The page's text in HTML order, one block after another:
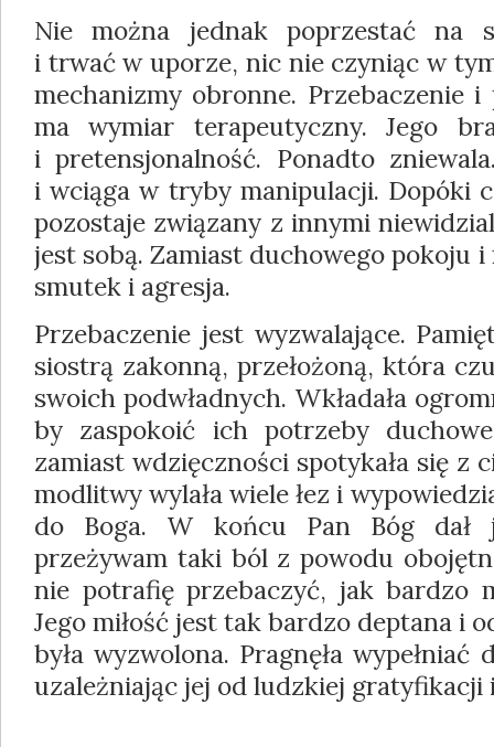
Nie można jednak poprzestać na
i trwać w uporze, nic nie czyniąc w
mechanizmy obronne. Przebaczenie i
ma wymiar terapeutyczny. Jego
i pretensjonalność. Ponadto
i wciąga w tryby manipulacji. Dopóki
pozostaje związany z innymi
jest sobą. Zamiast duchowego pokoju
smutek i agresja.
Przebaczenie jest wyzwalające.
siostrą zakonną, przełożoną, która
swoich podwładnych. Wkładała
by zaspokoić ich potrzeby
zamiast wdzięczności spotykała się z
modlitwy wylała wiele łez i
do Boga. W końcu Pan Bóg dał
przeżywam taki ból z powodu
nie potrafię przebaczyć, jak bardzo
Jego miłość jest tak bardzo deptana i
była wyzwolona. Pragnęła
uzależniając jej od ludzkiej gratyfikacji